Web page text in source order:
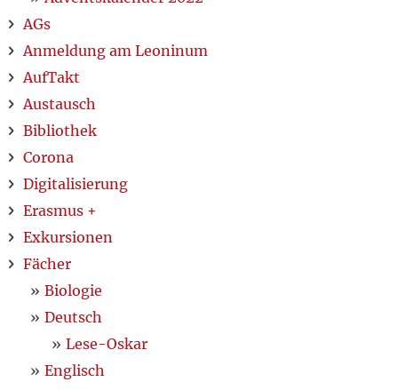
AGs
Anmeldung am Leoninum
AufTakt
Austausch
Bibliothek
Corona
Digitalisierung
Erasmus +
Exkursionen
Fächer
Biologie
Deutsch
Lese-Oskar
Englisch